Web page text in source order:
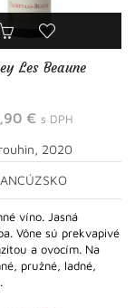
Les Beaune
€ s DPH
2020
víno. Jasná
Vône sú prekvapivé
a ovocím. Na
pružné, ladné,